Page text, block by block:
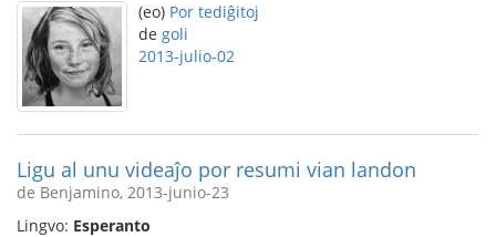
(eo) Por tediĝitoj
de goli
2013-julio-02
Ligu al unu videaĵo por resumi vian landon
de Benjamino, 2013-junio-23
Lingvo: Esperanto